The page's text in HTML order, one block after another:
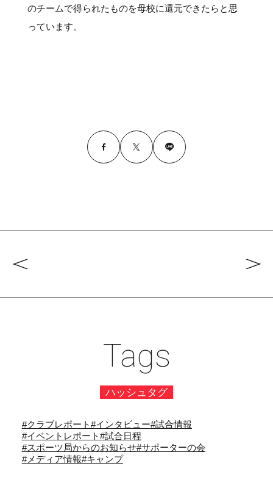
のチームで得られたものを母校に還元できたらと思
っています。
Tags
ハッシュタグ
#クラブレポート#インタビュー#試合情報
#イベントレポート#試合日程
#スポーツ局からのお知らせ#サポーターの会
#メディア情報#キャンプ